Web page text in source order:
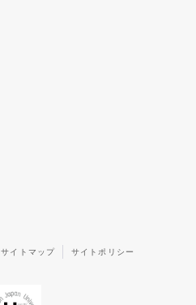
サイトマップ サイトポリシー